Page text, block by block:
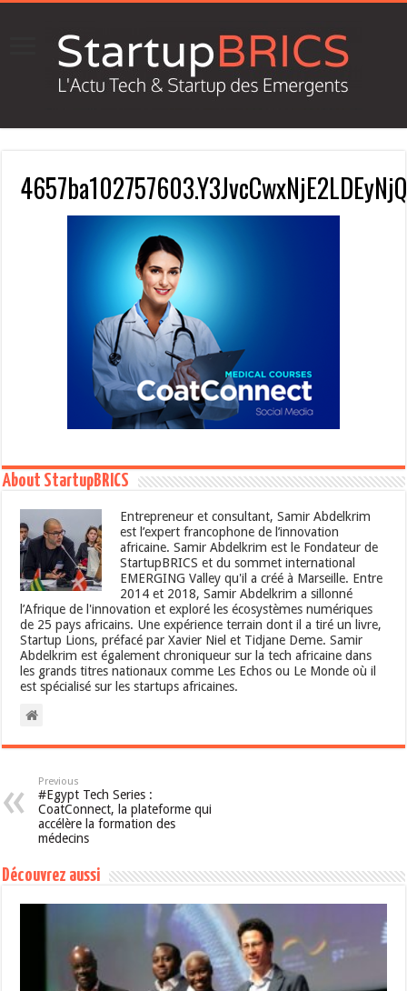
About StartupBRICS
Entrepreneur et consultant, Samir Abdelkrim
est l’expert francophone de l’innovation
africaine. Samir Abdelkrim est le Fondateur de
StartupBRICS et du sommet international
EMERGING Valley qu'il a créé à Marseille. Entre
2014 et 2018, Samir Abdelkrim a sillonné
l’Afrique de l'innovation et exploré les écosystèmes numériques
de 25 pays africains. Une expérience terrain dont il a tiré un livre,
Startup Lions, préfacé par Xavier Niel et Tidjane Deme. Samir
Abdelkrim est également chroniqueur sur la tech africaine dans
les grands titres nationaux comme Les Echos ou Le Monde où il
est spécialisé sur les startups africaines.
Previous
#Egypt Tech Series :
CoatConnect, la plateforme qui
accélère la formation des
médecins
Découvrez aussi